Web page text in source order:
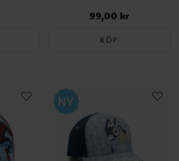
Pris:99,00 kr
99,00 kr
KÖP